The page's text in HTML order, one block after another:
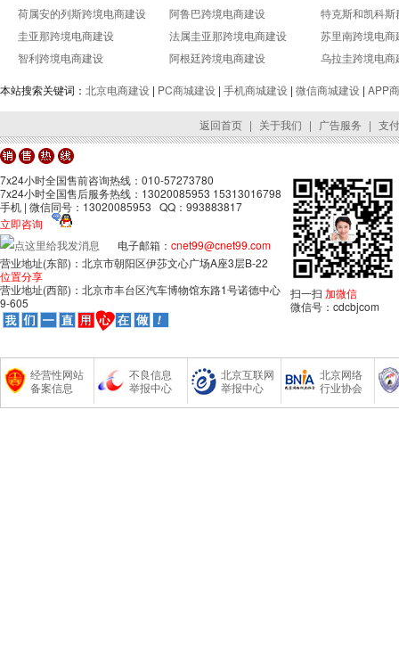
荷属安的列斯跨境电商建设
阿鲁巴跨境电商建设
特克斯和凯科斯
圭亚那跨境电商建设
法属圭亚那跨境电商建设
苏里南跨境电商
智利跨境电商建设
阿根廷跨境电商建设 乌拉圭跨境电商
本站搜索关键词： 北京电商建设 | PC商城建设 | 手机商城建设 | 微信商城建设 | APP
返回首页 | 关于我们 | 广告服务 | 支
7x24小时全国售前咨询热线：010-57273780
7x24小时全国售后服务热线：13020085953 15313016798
手机 | 微信同号：13020085953 QQ：993883817
立即咨询
电子邮箱： cnet99@cnet99.com
营业地址(东部)：北京市朝阳区伊莎文心广场A座3层B-22
位置分享
营业地址(西部)：北京市丰台区汽车博物馆东路1号诺德中心
9-605
扫一扫 加微信
微信号：cdcbjcom
经营性网站
备案信息
不良信息
举报中心
北京互联网
举报中心
北京网络
行业协会